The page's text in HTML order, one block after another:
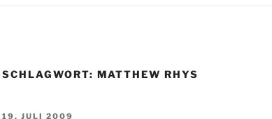
SCHLAGWORT: MATTHEW RHYS
VERÖFFENTLICHT
19. JULI 2009